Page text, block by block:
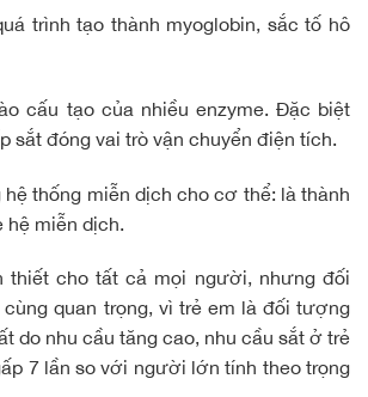
trình tạo thành myoglobin, sắc tố hô
cấu tạo của nhiều enzyme. Đặc biệt
sắt đóng vai trò vận chuyển điện tích.
thống miễn dịch cho cơ thể: là thành
hệ miễn dịch.
thiết cho tất cả mọi người, nhưng đối
quan trọng, vì trẻ em là đối tượng
do nhu cầu tăng cao, nhu cầu sắt ở trẻ
7 lần so với người lớn tính theo trọng